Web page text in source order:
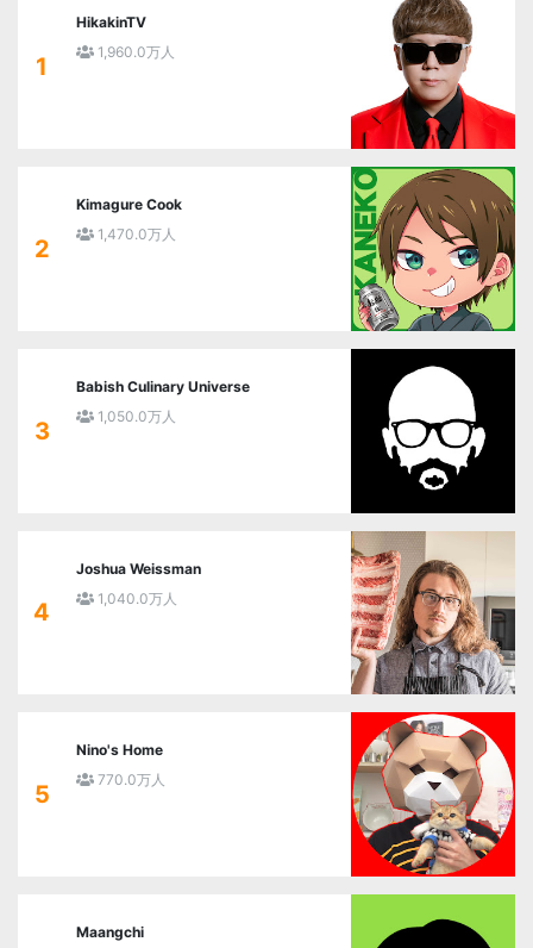
1
HikakinTV
1,960.0万人
2
Kimagure Cook
1,470.0万人
3
Babish Culinary Universe
1,050.0万人
4
Joshua Weissman
1,040.0万人
5
Nino's Home
770.0万人
Maangchi